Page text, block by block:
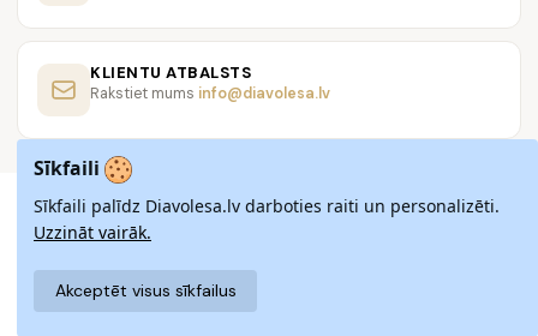
KLIENTU ATBALSTS
Rakstiet mums info@diavolesa.lv
Sīkfaili
Sīkfaili palīdz Diavolesa.lv darboties raiti un personalizēti.
Uzzināt vairāk.
Akceptēt visus sīkfailus